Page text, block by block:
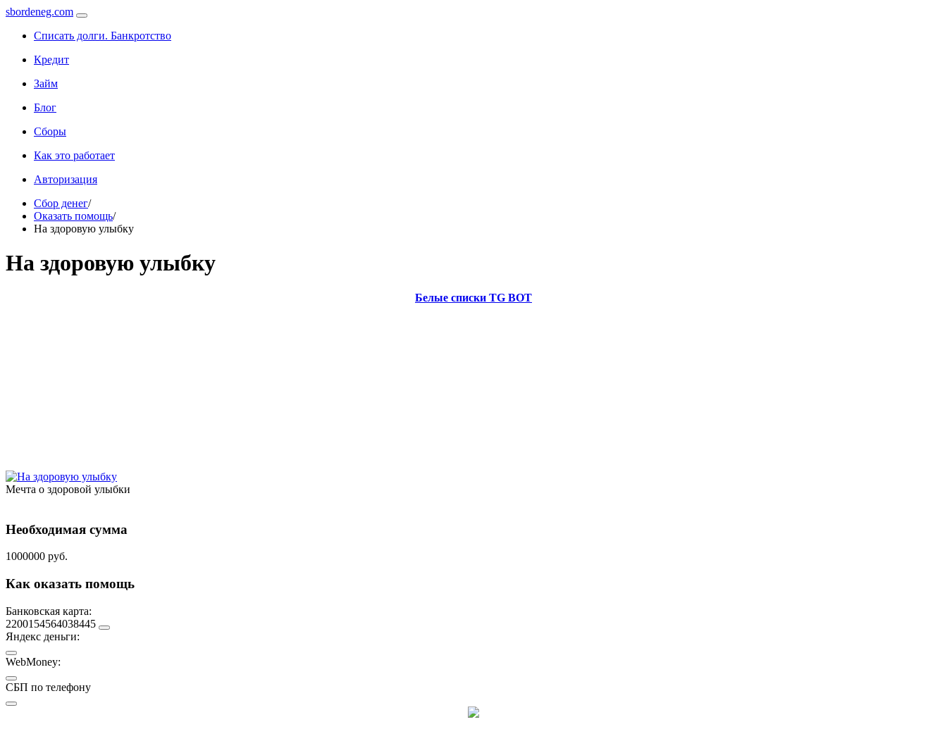
sbordeneg.com
Списать долги. Банкротство
Кредит
Займ
Блог
Сборы
Как это работает
Авторизация
Сбор денег/
Оказать помощь/
На здоровую улыбку
На здоровую улыбку
Белые списки TG BOT
Мечта о здоровой улыбки
Необходимая сумма
1000000 руб.
Как оказать помощь
Банковская карта:
2200154564038445
Яндекс деньги:
WebMoney:
СБП по телефону